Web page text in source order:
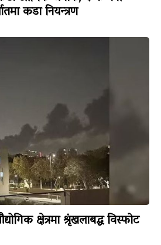
कडा नियन्त्रण
क्षेत्रमा श्रृंखलाबद्ध विस्फोट